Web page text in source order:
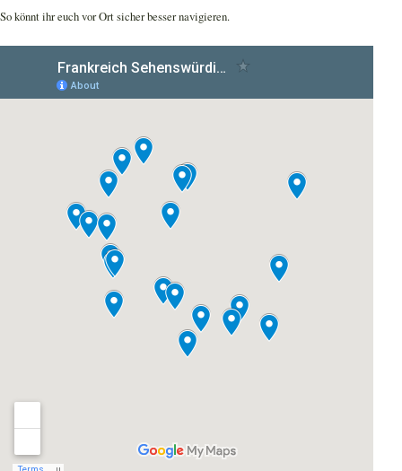
So könnt ihr euch vor Ort sicher besser navigieren.